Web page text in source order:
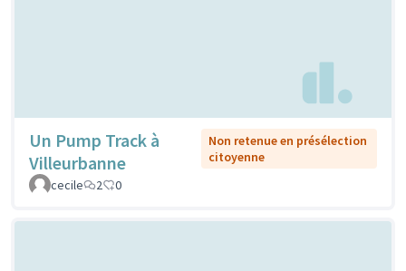
Un Pump Track à
Villeurbanne
Non retenue en présélection
citoyenne
cecile
2 0